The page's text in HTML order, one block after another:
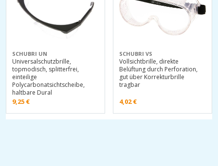
SCHUBRI UN
Universalschutzbrille,
topmodisch, splitterfrei,
einteilige
Polycarbonatsichtscheibe,
haltbare Dural
9,25 €
SCHUBRI VS
Vollsichtbrille, direkte
Belüftung durch Perforation,
gut über Korrekturbrille
tragbar
4,02€